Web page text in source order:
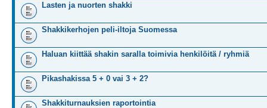
Lasten ja nuorten shakki
Shakkikerhojen peli-iltoja Suomessa
Haluan kiittää shakin saralla toimivia henkilöitä / ryhmiä
Pikashakissa 5 + 0 vai 3 + 2?
Shakkiturnauksien raportointia